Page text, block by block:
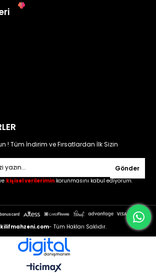
! Tüm İndirim ve Fırsatlardan İlk Sizin
Gönder
kişisel verilerimin korunmasını kabul ediyorum.
kilifmahzeni.com- Tüm Hakları Saklıdır.